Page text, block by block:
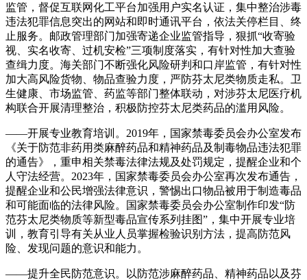
监管，督促互联网化工平台加强用户实名认证，集中整治涉毒
违法犯罪信息突出的网站和即时通讯平台，依法关停栏目、终
止服务。邮政管理部门加强寄递企业监管指导，狠抓“收寄验
视、实名收寄、过机安检”三项制度落实，有针对性加大查验
查缉力度。海关部门不断强化风险研判和口岸监管，有针对性
加大高风险货物、物品查验力度，严防芬太尼类物质走私。卫
生健康、市场监管、药监等部门整体联动，对涉芬太尼医疗机
构联合开展清理整治，积极防控芬太尼类药品的滥用风险。
——开展专业教育培训。2019年，国家禁毒委员会办公室发布
《关于防范非药用类麻醉药品和精神药品及制毒物品违法犯罪
的通告》，重申相关禁毒法律法规及处罚规定，提醒企业和个
人守法经营。2023年，国家禁毒委员会办公室再次发布通告，
提醒企业和公民增强法律意识，警惕出口物品被用于制造毒品
和可能面临的法律风险。国家禁毒委员会办公室制作印发“防
范芬太尼类物质等新型毒品宣传系列挂图”，集中开展专业培
训，教育引导有关从业人员掌握检验识别方法，提高防范风
险、发现问题的意识和能力。
——提升全民防范意识。以防范涉麻醉药品、精神药品以及芬